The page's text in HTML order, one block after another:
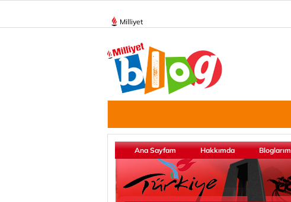
Milliyet
Ana Sayfam Hakkımda Bloglarım